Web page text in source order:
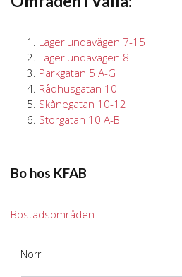
Bo hos KFAB
Bostadsområden
Norr
Lagerlundavägen 7-15
Lagerlundavägen 8
Parkgatan 5 A-G
Rådhusgatan 10
Skånegatan 10-12
Storgatan 10 A-B